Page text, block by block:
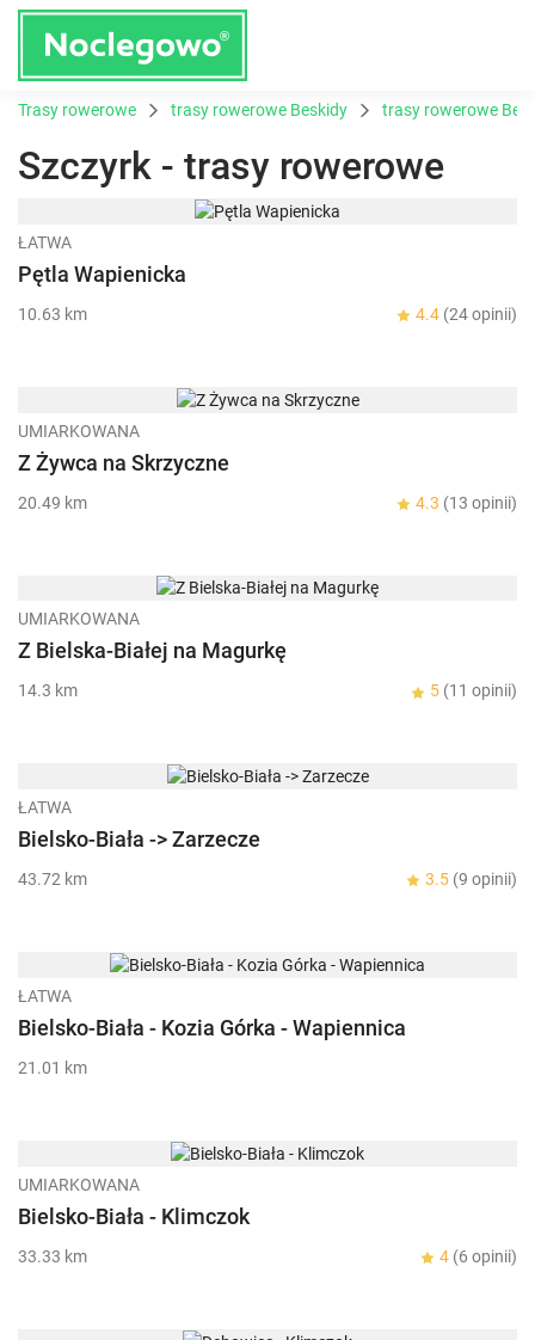
Trasy rowerowe trasy rowerowe Beskidy trasy rowerowe
Szczyrk - trasy rowerowe
ŁATWA
Pętla Wapienicka
10.63 km 4.4 (24 opinii)
UMIARKOWANA
Z Żywca na Skrzyczne
20.49 km 4.3 (13 opinii)
UMIARKOWANA
Z Bielska-Białej na Magurkę
14.3 km 5 (11 opinii)
ŁATWA
Bielsko-Biała -> Zarzecze
43.72 km 3.5 (9 opinii)
ŁATWA
Bielsko-Biała - Kozia Górka - Wapiennica
21.01 km
UMIARKOWANA
Bielsko-Biała - Klimczok
33.33 km 4 (6 opinii)